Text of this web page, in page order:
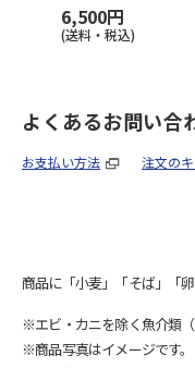
6,500円
(送料・税込)
よくあるお問い合
お支払い方法 注文の
商品に「小麦」「そば」「
※エビ・カニを除く魚介類
※商品写真はイメージです。